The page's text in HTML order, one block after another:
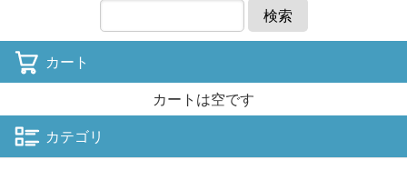
検索
カート
カートは空です
カテゴリ